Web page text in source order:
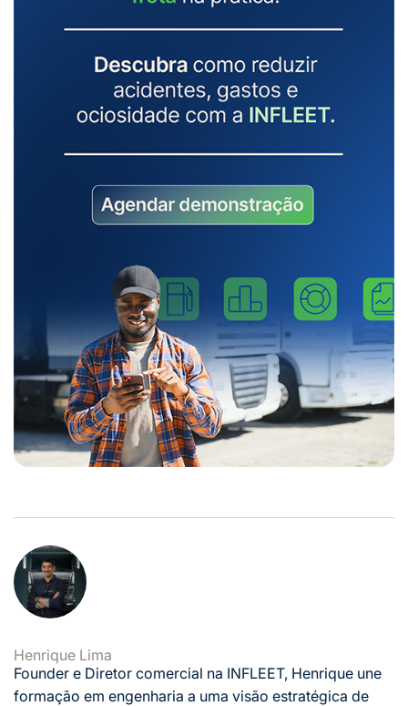
Henrique Lima
Founder e Diretor comercial na INFLEET, Henrique une
formação em engenharia a uma visão estratégica de